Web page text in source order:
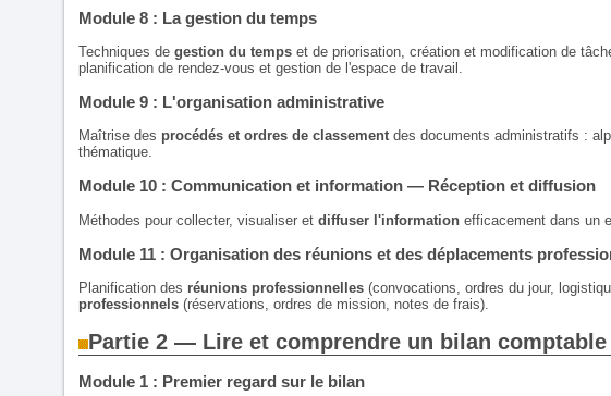
Module 8 : La gestion du temps
Techniques de gestion du temps et de priorisation, création et modification de
planification de rendez-vous et gestion de l'espace de travail.
Module 9 : L'organisation administrative
Maîtrise des procédés et ordres de classementdes documents administratifs :
thématique.
Module 10 : Communication et information — Réception et diffusion
Méthodes pour collecter, visualiser et diffuser l'information efficacement dans un
Module 11 : Organisation des réunions et des déplacements
Planification des réunions professionnelles (convocations, ordres du jour,
professionnels (réservations, ordres de mission, notes de frais).
Partie 2 — Lire et comprendre un bilan
Module 1 : Premier regard sur le bilan